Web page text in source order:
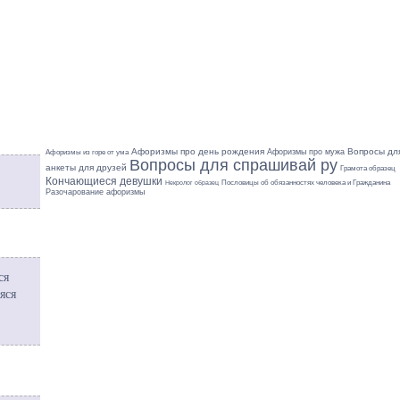
Афоризмы из горе от ума Афоризмы про день рождения Афоризмы про мужа Вопросы
анкеты для друзей Вопросы для спрашивай ру Грамота образец
Кончающиеся девушки Некролог образец Пословицы об обязанностях человека и Гражданина
Разочарование афоризмы